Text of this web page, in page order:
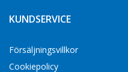
KUNDSERVICE
Försäljningsvillkor
Cookiepolicy